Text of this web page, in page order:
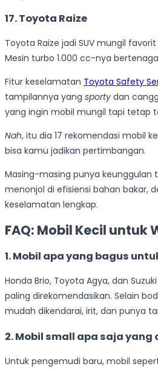
17. Toyota Raize
Toyota Raize jadi SUV mungil
Mesin turbo 1.000 cc-nya
Fitur keselamatan Toyota Safety
tampilannya yang sporty dan
yang ingin mobil mungil tapi tetap
Nah, itu dia 17 rekomendasi mobil
bisa kamu jadikan pertimbangan.
Masing-masing punya keunggulan
menonjol di efisiensi bahan bakar,
keselamatan lengkap.
FAQ: Mobil Kecil untuk
1. Mobil apa yang bagus
Honda Brio, Toyota Agya, dan
paling direkomendasikan. Selain
mudah dikendarai, irit, dan punya
2. Mobil small apa saja yang
Untuk pengemudi baru, mobil